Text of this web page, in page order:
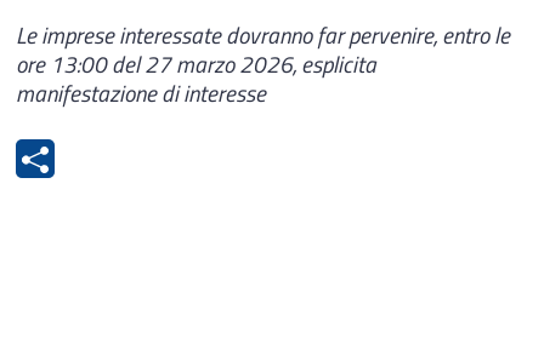
Le imprese interessate dovranno far pervenire, entro le
ore 13:00 del 27 marzo 2026, esplicita
manifestazione di interesse